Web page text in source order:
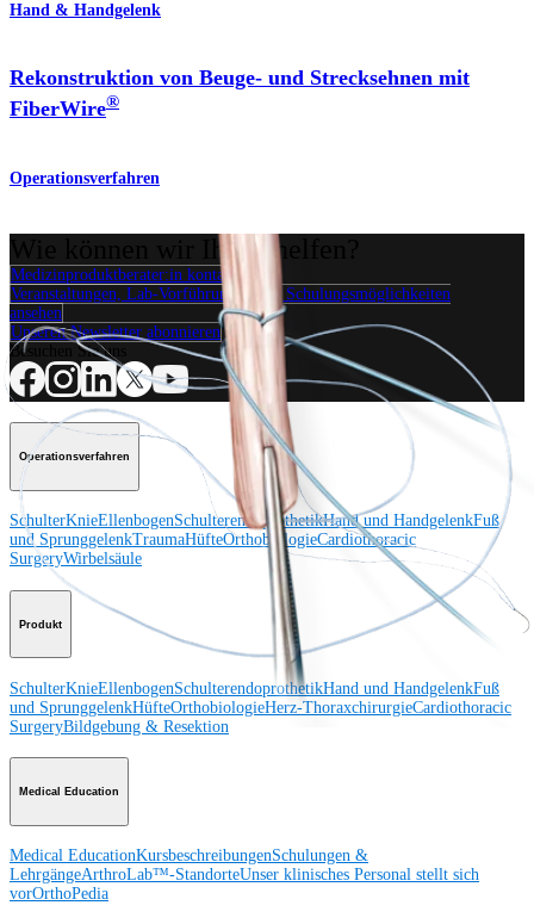
Hand & Handgelenk
Rekonstruktion von Beuge- und Strecksehnen mit
FiberWire®
Operationsverfahren
Wie können wir Ihnen helfen?
Medizinproduktberater:in kontaktieren
Veranstaltungen, Lab-Vorführungen und Schulungsmöglichkeiten
ansehen
Unseren Newsletter abonnieren
Besuchen Sie uns
Operationsverfahren
SchulterKnieEllenbogenSchulterendoprothetikHand und HandgelenkFuß
und SprunggelenkTraumaHüfteOrthobiologieCardiothoracic
SurgeryWirbelsäule
Produkt
SchulterKnieEllenbogenSchulterendoprothetikHand und HandgelenkFuß
und SprunggelenkHüfteOrthobiologieHerz-ThoraxchirurgieCardiothoracic
SurgeryBildgebung & Resektion
Medical Education
Medical EducationKursbeschreibungenSchulungen &
LehrgängeArthroLab™-StandorteUnser klinisches Personal stellt sich
vorOrthoPedia